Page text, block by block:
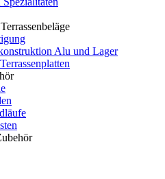
Alu und Lager